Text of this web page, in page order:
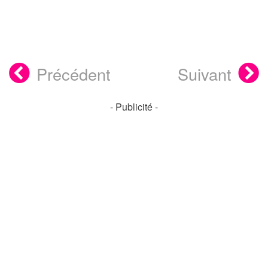
Précédent Suivant
- Publicité -